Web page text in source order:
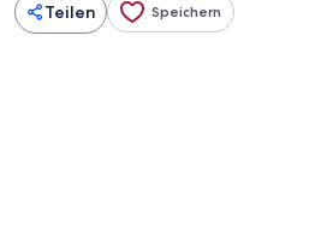
Teilen Speichern